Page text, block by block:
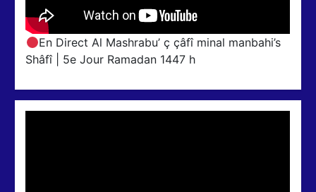
En Direct Al Mashrabu’ ç çâfî minal manbahi’s
Shâfî | 5e Jour Ramadan 1447 h